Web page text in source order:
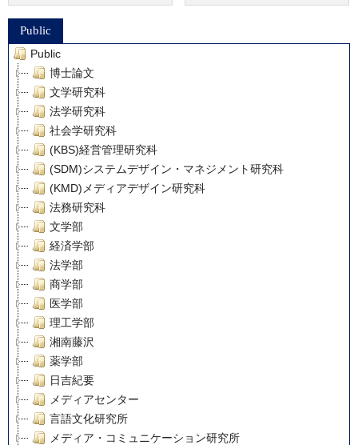
Public
Public
博士論文
文学研究科
法学研究科
社会学研究科
(KBS)経営管理研究科
(SDM)システムデザイン・マネジメント研究科
(KMD)メディアデザイン研究科
法務研究科
文学部
経済学部
法学部
商学部
医学部
理工学部
湘南藤沢
薬学部
日吉紀要
メディアセンター
言語文化研究所
メディア・コミュニケーション研究所